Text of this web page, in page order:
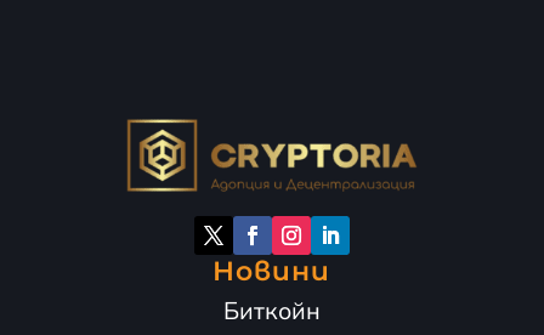
Новини
Биткойн